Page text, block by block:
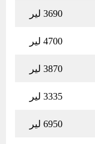
3690 لیر
4700 لیر
3870 لیر
3335 لیر
6950 لیر